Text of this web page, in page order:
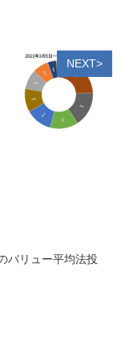
NEXT>
リュー平均法投